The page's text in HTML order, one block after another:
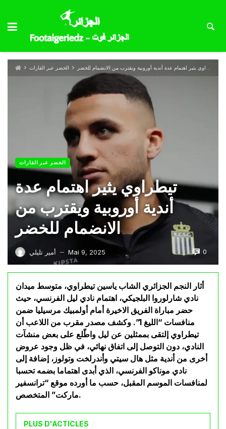
الخضر عبر القارات تيطراوي يثير اهتمام عدة أندية أوروبية ويقترب من الانضمام للخضر
الخضر عبر القارات
تيطراوي يثير اهتمام عدة
أندية أوروبية ويقترب من
الانضمام للخضر
أمير تليلي — Mai 9, 2025 0
أثار النجم الجزائري الشاب ياسين تيطراوي، متوسط ميدان
نادي شارلوروا البلجيكي، اهتمام نادي ليل الفرنسي، حيث
حضر مباراة الفريق الاخيرة أمام أولمبيك مرسيليا ضمن
منافسات “الليغ 1”. وكشف مصدر مقرب من اللاعب أن
تيطراوي إلتقى بممثلين عن ليل واطّلع على بعض منشآت
النادي، دون التوصل إلى اتفاق نهائي، في ظل وجود عروض
أخرى من أندية مثل هال سيتي وأندرلخت وتولوز، إضافة إلى
نادي موناكو الفرنسي، الذي أبدى اهتماما بضمه تحسبا
لمنافسات الموسم المقبل، حسب ما أورده موقع “ترانسفير
ماركت” المتخصص.
PLUS D'ACTICLES